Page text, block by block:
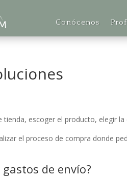
Conócenos
tienda, escoger el producto, elegir
el proceso de compra donde
de envío?